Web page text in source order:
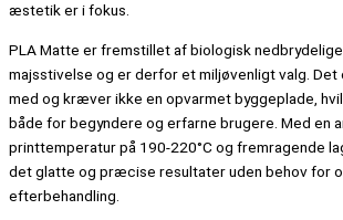
æstetik er i fokus.
PLA Matte er fremstillet af biologisk
majsstivelse og er derfor et miljøvenligt valg. Det
med og kræver ikke en opvarmet byggeplade,
både for begyndere og erfarne brugere. Med en
printtemperatur på 190-220°C og fremragende
det glatte og præcise resultater uden behov for
efterbehandling.